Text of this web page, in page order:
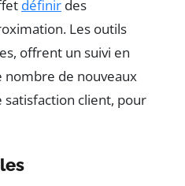
définir des
Les outils
offrent un suivi en
nombre de nouveaux
client, pour